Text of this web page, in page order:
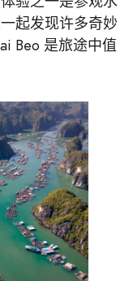
起发现许多奇妙
Beo 是旅途中值